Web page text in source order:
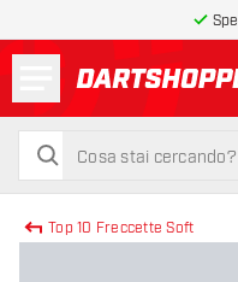
torna
cerca
cerca
Top 10 Freccette Soft